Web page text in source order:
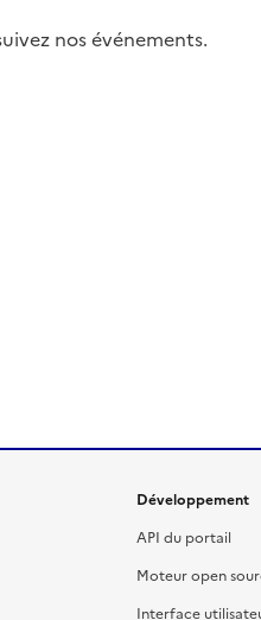
nos événements.
Développement
API du portail
Moteur open
Interface